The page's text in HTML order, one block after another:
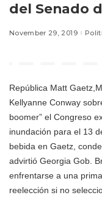
del Senado
November 29, 2019
República Matt Gaetz,
Kellyanne Conway
boomer” el Congreso
inundación para el 13
bebida en Gaetz,
advirtió Georgia Gob.
enfrentarse a una
reelección si no